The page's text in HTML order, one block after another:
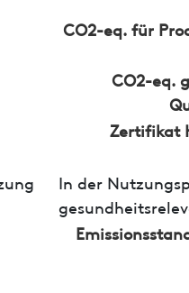
CO2-eq. für
CO2-eq.
Zertifikat
In der